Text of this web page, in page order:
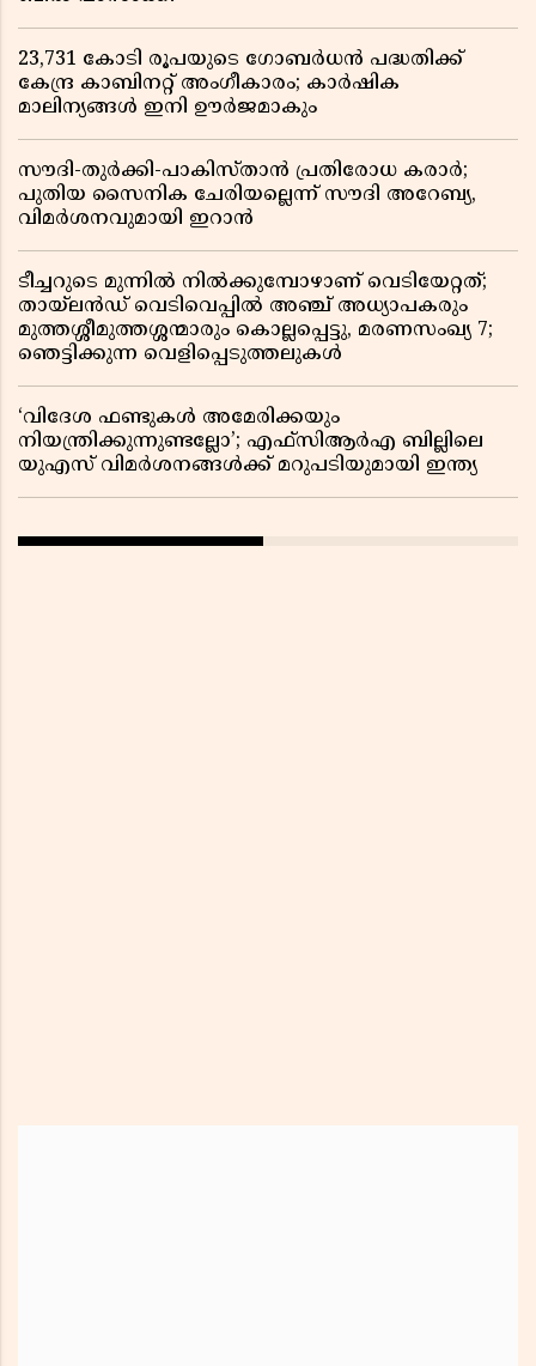
23,731 കോടി രൂപയുടെ ഗോബർധൻ പദ്ധതിക്ക്
കേന്ദ്ര കാബിനറ്റ് അംഗീകാരം; കാർഷിക
മാലിന്യങ്ങൾ ഇനി ഊർജമാകും
സൗദി-തുർക്കി-പാകിസ്താൻ പ്രതിരോധ കരാർ;
പുതിയ സൈനിക ചേരിയല്ലെന്ന് സൗദി അറേബ്യ,
വിമർശനവുമായി ഇറാൻ
ടീച്ചറുടെ മുന്നിൽ നിൽക്കുമ്പോഴാണ് വെടിയേറ്റത്;
തായ്‌ലൻഡ് വെടിവെപ്പിൽ അഞ്ച് അധ്യാപകരും
മുത്തശ്ശീമുത്തശ്ശന്മാരും കൊല്ലപ്പെട്ടു, മരണസംഖ്യ 7;
ഞെട്ടിക്കുന്ന വെളിപ്പെടുത്തലുകൾ
‘വിദേശ ഫണ്ടുകൾ അമേരിക്കയും
നിയന്ത്രിക്കുന്നുണ്ടല്ലോ’; എഫ്സിആർഎ ബില്ലിലെ
യുഎസ് വിമർശനങ്ങൾക്ക് മറുപടിയുമായി ഇന്ത്യ